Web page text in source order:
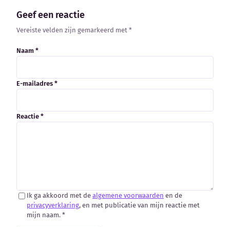
Geef een reactie
Vereiste velden zijn gemarkeerd met *
Naam *
E-mailadres *
Reactie *
Ik ga akkoord met de algemene voorwaarden en de
privacyverklaring, en met publicatie van mijn reactie met
mijn naam. *